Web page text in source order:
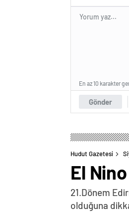
Gönder
En az 10 karakter
Hudut Gazetesi
El
21.Dönem
olduğuna